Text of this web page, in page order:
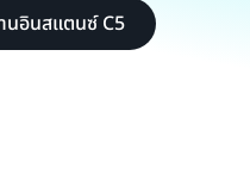
นอินสแตนซ์ C5